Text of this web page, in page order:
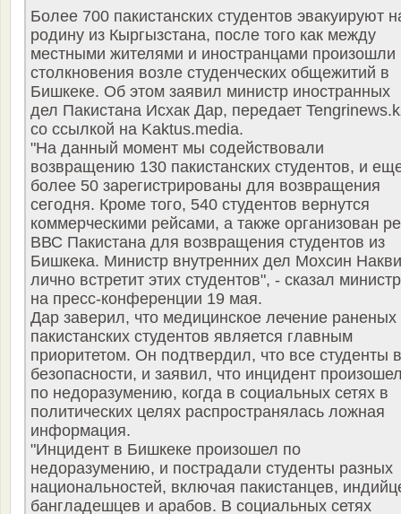
Более 700 пакистанских студентов эвакуируют
родину из Кыргызстана, после того как между
местными жителями и иностранцами произошли
столкновения возле студенческих общежитий в
Бишкеке. Об этом заявил министр иностранных
дел Пакистана Исхак Дар, передает
со ссылкой на Kaktus.media.
"На данный момент мы содействовали
возвращению 130 пакистанских студентов, и
более 50 зарегистрированы для возвращения
сегодня. Кроме того, 540 студентов вернутся
коммерческими рейсами, а также организован
ВВС Пакистана для возвращения студентов из
Бишкека. Министр внутренних дел Мохсин Накви
лично встретит этих студентов", - сказал министр
на пресс-конференции 19 мая.
Дар заверил, что медицинское лечение раненых
пакистанских студентов является главным
приоритетом. Он подтвердил, что все студенты в
безопасности, и заявил, что инцидент
по недоразумению, когда в социальных сетях в
политических целях распространялась ложная
информация.
"Инцидент в Бишкеке произошел по
недоразумению, и пострадали студенты разных
национальностей, включая пакистанцев,
бангладешцев и арабов. В социальных сетях